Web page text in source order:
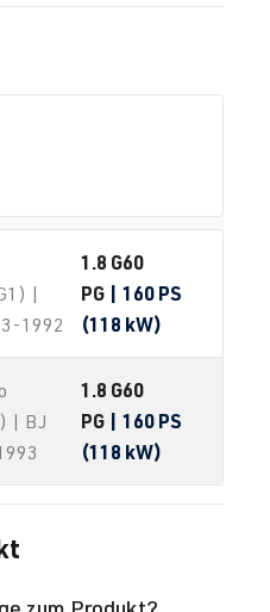
|
1992
1.8 G60
PG | 160 PS
(118 kW)
| BJ
1.8 G60
PG | 160 PS
(118 kW)